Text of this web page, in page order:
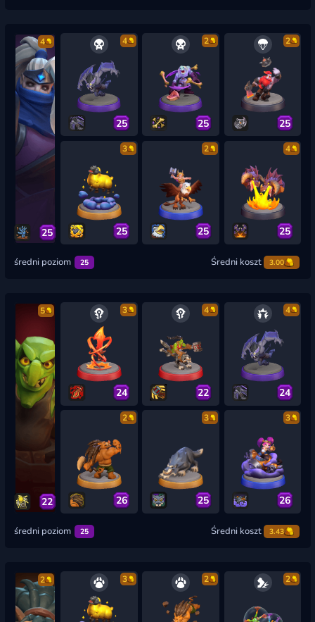
4
25
4
25
2
25
2
25
3
25
2
25
4
25
średni poziom 25 Średni koszt 3.00
5
22
3
24
4
22
4
24
2
26
3
25
3
26
średni poziom 25 Średni koszt 3.43
2 3 2 2